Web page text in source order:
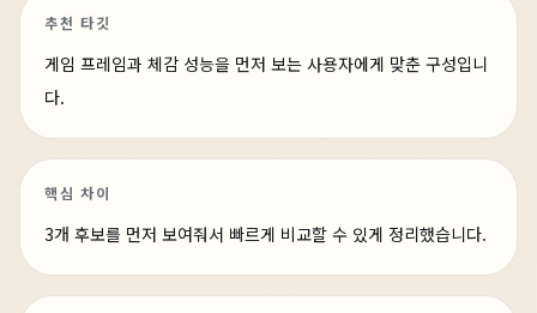
추천 타깃
게임 프레임과 체감 성능을 먼저 보는 사용자에게 맞춘 구성입니
다.
핵심 차이
3개 후보를 먼저 보여줘서 빠르게 비교할 수 있게 정리했습니다.